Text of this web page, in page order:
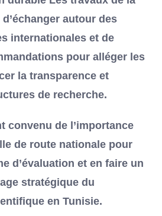
autour des
internationales et de
pour alléger les
la transparence et
de recherche.
convenu de l’importance
de route nationale pour
d’évaluation et en faire un
stratégique du
en Tunisie.